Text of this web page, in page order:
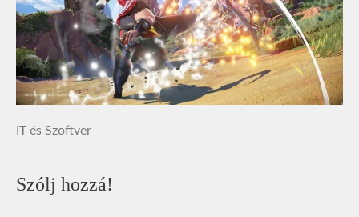
IT és Szoftver
Szólj hozzá!